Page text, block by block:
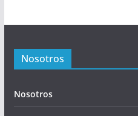
Nosotros
Nosotros